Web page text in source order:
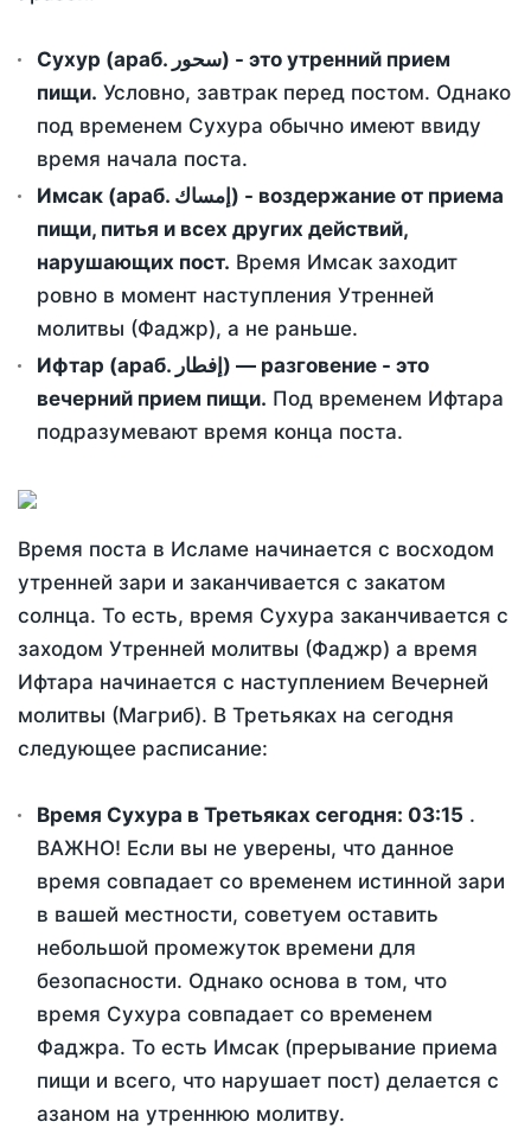
Сухур (араб. سحور) - это утренний прием
пищи. Условно, завтрак перед постом. Однако
под временем Сухура обычно имеют ввиду
время начала поста.
Имсак (араб. إمساك) - воздержание от приема
пищи, питья и всех других действий,
нарушающих пост. Время Имсак заходит
ровно в момент наступления Утренней
молитвы (Фаджр), а не раньше.
Ифтар (араб. إفطار) — разговение - это
вечерний прием пищи. Под временем Ифтара
подразумевают время конца поста.
Время поста в Исламе начинается с восходом
утренней зари и заканчивается с закатом
солнца. То есть, время Сухура заканчивается с
заходом Утренней молитвы (Фаджр) а время
Ифтара начинается с наступлением Вечерней
молитвы (Магриб). В Третьяках на сегодня
следующее расписание:
Время Сухура в Третьяках сегодня: 03:15 .
ВАЖНО! Если вы не уверены, что данное
время совпадает со временем истинной зари
в вашей местности, советуем оставить
небольшой промежуток времени для
безопасности. Однако основа в том, что
время Сухура совпадает со временем
Фаджра. То есть Имсак (прерывание приема
пищи и всего, что нарушает пост) делается с
азаном на утреннюю молитву.